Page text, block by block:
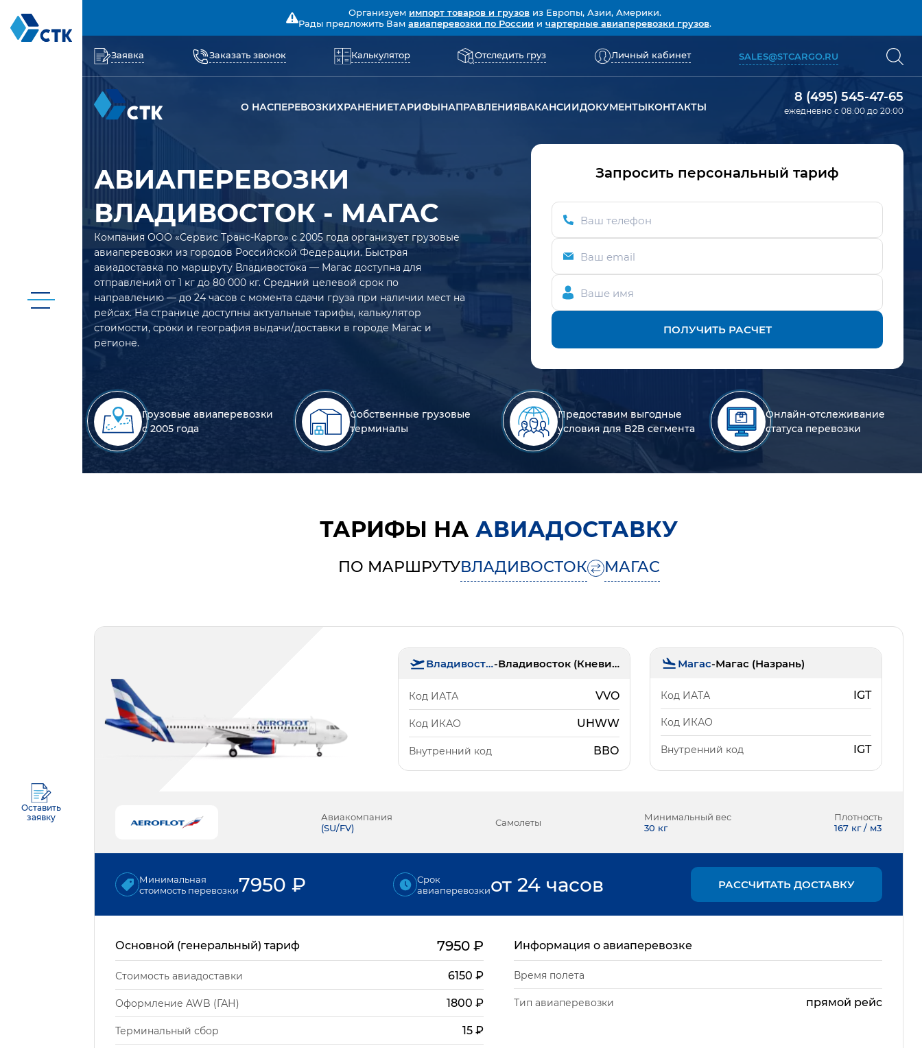
Оставить
заявку
Организуем импорт товаров и грузов из Европы, Азии, Америки.
Рады предложить Вам авиаперевозки по России и чартерные авиаперевозки грузов.
Заявка Заказать звонок Калькулятор Отследить груз Личный кабинет SALES@STCARGO.RU
О НАСПЕРЕВОЗКИХРАНЕНИЕТАРИФЫНАПРАВЛЕНИЯВАКАНСИИДОКУМЕНТЫКОНТАКТЫ
8 (495) 545-47-65
ежедневно с 08:00 до 20:00
АВИАПЕРЕВОЗКИ
ВЛАДИВОСТОК - МАГАС
Компания ООО «Сервис Транс-Карго» с 2005 года организует грузовые
авиаперевозки из городов Российской Федерации. Быстрая
авиадоставка по маршруту Владивостока — Магас доступна для
отправлений от 1 кг до 80 000 кг. Средний целевой срок по
направлению — до 24 часов с момента сдачи груза при наличии мест на
рейсах. На странице доступны актуальные тарифы, калькулятор
стоимости, сроки и география выдачи/доставки в городе Магас и
регионе.
Запросить персональный тариф
Ваш телефон
Ваш email
Ваше имя
ПОЛУЧИТЬ РАСЧЕТ
Грузовые авиаперевозки
с 2005 года
Собственные грузовые
терминалы
Предоставим выгодные
условия для B2B сегмента
Онлайн-отслеживание
статуса перевозки
ТАРИФЫ НА АВИАДОСТАВКУ
ПО МАРШРУТУВЛАДИВОСТОК МАГАС
Владивосток- Владивосток (Кневичи)
Код ИАТА VVO
Код ИКАО UHWW
Внутренний код ВВО
Магас-Магас (Назрань)
Код ИАТА IGT
Код ИКАО
Внутренний код IGT
Авиакомпания
(SU/FV) Самолеты
Минимальный вес
30 кг
Плотность
167 кг / м3
Минимальная
стоимость перевозки7950 ₽
Срок
авиаперевозкиот 24 часов РАССЧИТАТЬ ДОСТАВКУ
Основной (генеральный) тариф 7950₽
Стоимость авиадоставки 6150 ₽
Оформление AWB (ГАН) 1800 ₽
Терминальный сбор 15₽
Информация о авиаперевозке
Время полета
Тип авиаперевозки прямой рейс